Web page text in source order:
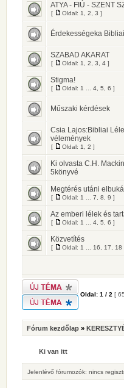
ATYA - FIÚ - SZENT
[ Oldal: 1 2 3 ]
Érdekességeka
SZABAD AKARAT
[ Oldal: 1 2 3 4 ]
Stigma!
[ Oldal: 1 4 5 6 ]
Műszaki kérdések
Csia Lajos:Bibliai
vélemények
[ Oldal: 1 2 ]
Ki olvasta C.H.
5könyvé
Megtérés utáni
[ Oldal: 1 7 8 9 ]
Az emberi lélek és
[ Oldal: 1 4 5 6 ]
Közvetítés
[ Oldal: 1 16 17 18
Oldal: 1 / 2 [
Fórum kezdőlap »
Ki van itt
Jelenlévő fórumozók: nincs